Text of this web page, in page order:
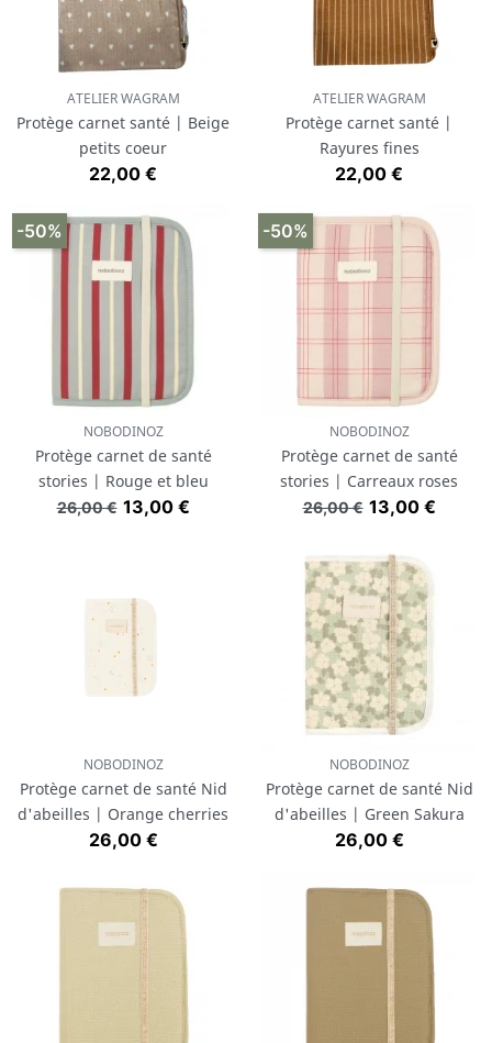
ATELIER WAGRAM
Protège carnet santé | Beige
petits coeur
Prix
22,00 €
ATELIER WAGRAM
Protège carnet santé |
Rayures fines
Prix
22,00 €
NOBODINOZ
Protège carnet de santé
stories | Rouge et bleu
Prix de base
26,00 € Prix
13,00 €
-50%
NOBODINOZ
Protège carnet de santé
stories | Carreaux roses
Prix de base
26,00 € Prix
13,00 €
-50%
NOBODINOZ
Protège carnet de santé Nid
d'abeilles | Orange cherries
Prix
26,00 €
NOBODINOZ
Protège carnet de santé Nid
d'abeilles | Green Sakura
Prix
26,00 €